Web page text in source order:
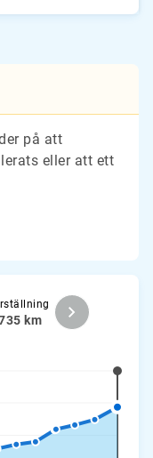
på att
eller att ett
km